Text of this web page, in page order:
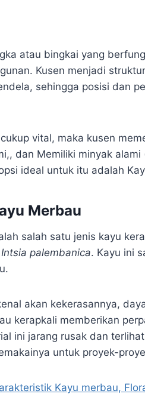
atau bingkai yang
Kusen menjadi
sehingga posisi dan
vital, maka kusen
dan Memiliki minyak
ideal untuk itu adalah
Merbau
salah satu jenis kayu
Intsia palembanica. Kayu ini
akan kekerasannya,
kerapkali memberikan
ini jarang rusak dan
untuk proyek-
Kayu merbau,